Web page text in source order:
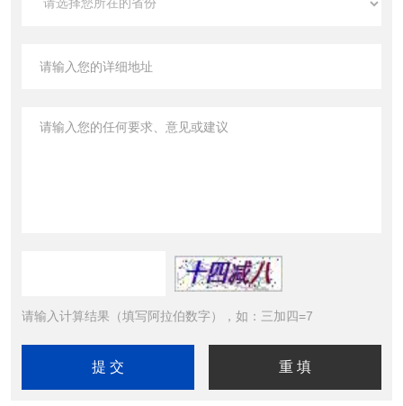
请输入计算结果（填写阿拉伯数字），如：三加四=7